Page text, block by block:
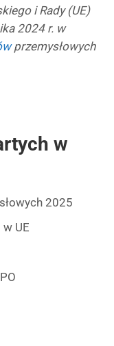
i Rady (UE)
2024 r. w
przemysłowych
w
2025
UE